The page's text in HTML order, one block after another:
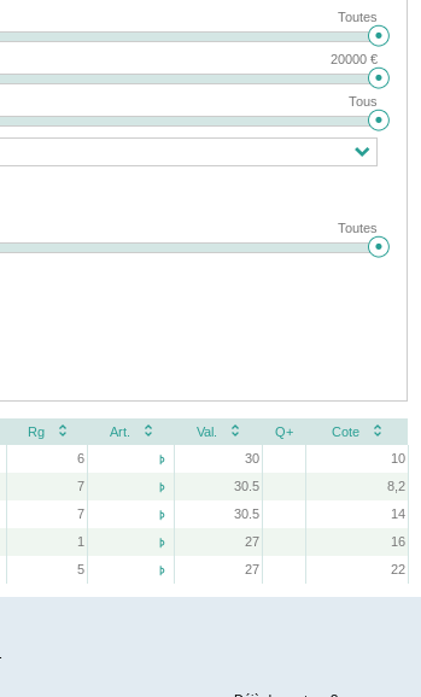
Toutes
20000 €
Tous
Toutes
Rg Art. Val. Q+
Cote
6  30
10
7  30.5
8,2
7  30.5
14
1  27
16
5  27 22